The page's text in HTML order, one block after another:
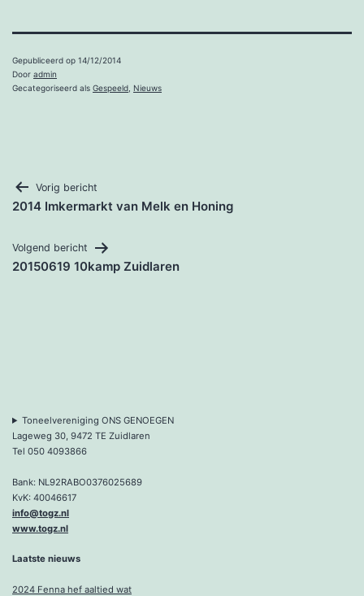
Gepubliceerd op 14/12/2014
Door admin
Gecategoriseerd als Gespeeld Nieuws
Bericht
navigatie
Vorig bericht
2014 Imkermarkt van Melk en Honing
Volgend bericht
20150619 10kamp Zuidlaren
Toneelvereniging ONS GENOEGEN
Lageweg 30, 9472 TE Zuidlaren
Tel 050 4093866
Bank: NL92RABO0376025689
KvK: 40046617
info@togz.nl
www.togz.nl
Laatste nieuws
2024 Fenna hef aaltied wat